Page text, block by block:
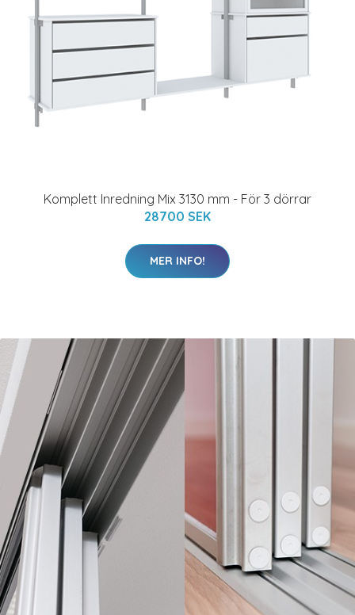
Komplett Inredning Mix 3130 mm - För 3 dörrar
28700 SEK
MER INFO!